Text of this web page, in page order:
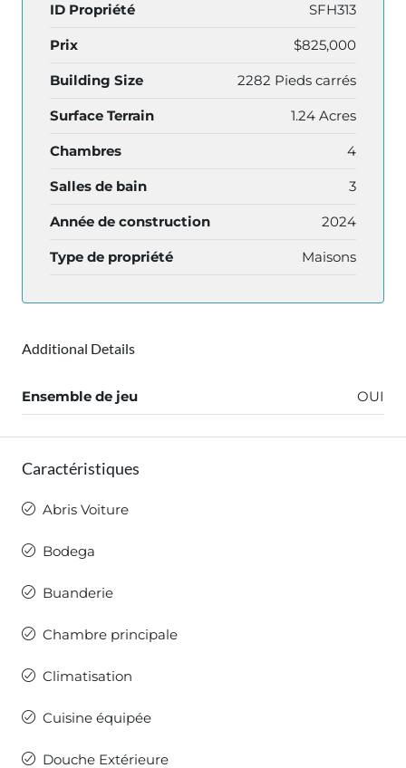
ID Propriété SFH313
Prix $825,000
Building Size 2282 Pieds carrés
Surface Terrain 1.24 Acres
Chambres 4
Salles de bain 3
Année de construction 2024
Type de propriété Maisons
Additional Details
Ensemble de jeu OUI
Caractéristiques
Abris Voiture
Bodega
Buanderie
Chambre principale
Climatisation
Cuisine équipée
Douche Extérieure